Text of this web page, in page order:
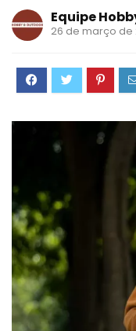
Equipe
26 de março de